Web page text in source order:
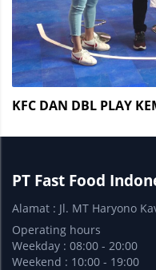
KFC DAN DBL PLAY
PT Fast Food
Alamat : Jl. MT Haryono
Operating hours
Weekday : 08:00 - 20:00
Weekend : 10:00 - 19:00